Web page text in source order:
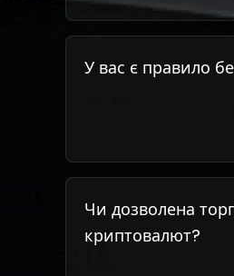
У вас є правило
Чи дозволена
криптовалют?